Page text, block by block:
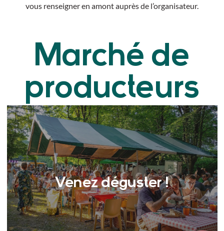
vous renseigner en amont auprès de l’organisateur.
Marché de
producteurs
Venez déguster !